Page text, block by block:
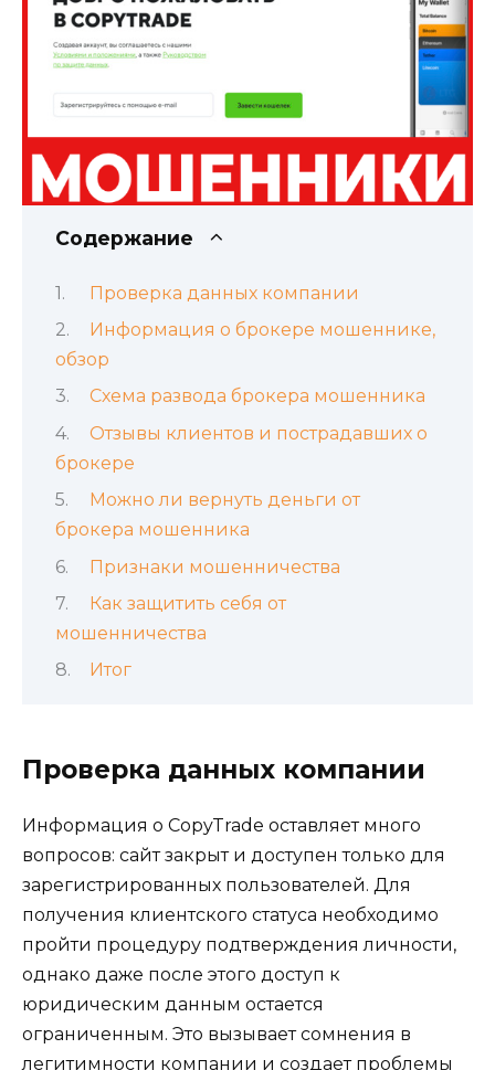
Содержание
Проверка данных компании
Информация о брокере мошеннике,
обзор
Схема развода брокера мошенника
Отзывы клиентов и пострадавших о
брокере
Можно ли вернуть деньги от
брокера мошенника
Признаки мошенничества
Как защитить себя от
мошенничества
Итог
Проверка данных компании
Информация о CopyTrade оставляет много
вопросов: сайт закрыт и доступен только для
зарегистрированных пользователей. Для
получения клиентского статуса необходимо
пройти процедуру подтверждения личности,
однако даже после этого доступ к
юридическим данным остается
ограниченным. Это вызывает сомнения в
легитимности компании и создает проблемы